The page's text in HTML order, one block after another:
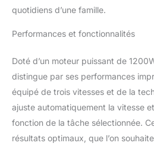
Pour
Pour
portion
ajoutez
dans le
mixez
quotidiens d’une famille.
Performances et fonctionnalités
Doté d’un moteur puissant de
distingue par ses performances
équipé de trois vitesses et de la
ajuste automatiquement la vitesse
fonction de la tâche sélectionnée.
résultats optimaux, que l’on